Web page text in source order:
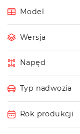
Model
Wersja
Napęd
Typ nadwozia
Rok produkcji